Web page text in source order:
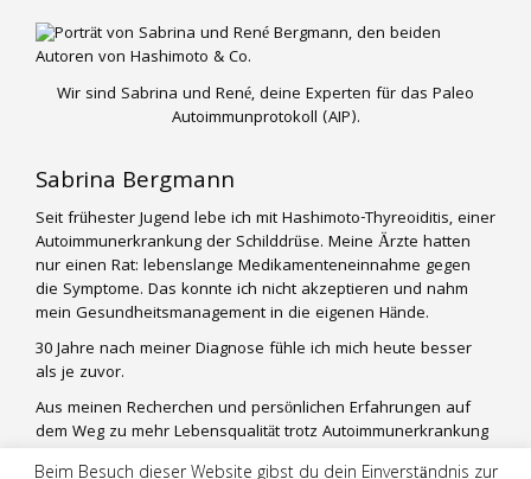
Wir sind Sabrina und René, deine Experten für das Paleo
Autoimmunprotokoll (AIP).
Sabrina Bergmann
Seit frühester Jugend lebe ich mit Hashimoto-Thyreoiditis, einer
Autoimmunerkrankung der Schilddrüse. Meine Ärzte hatten
nur einen Rat: lebenslange Medikamenteneinnahme gegen
die Symptome. Das konnte ich nicht akzeptieren und nahm
mein Gesundheitsmanagement in die eigenen Hände.
30 Jahre nach meiner Diagnose fühle ich mich heute besser
als je zuvor.
Aus meinen Recherchen und persönlichen Erfahrungen auf
dem Weg zu mehr Lebensqualität trotz Autoimmunerkrankung